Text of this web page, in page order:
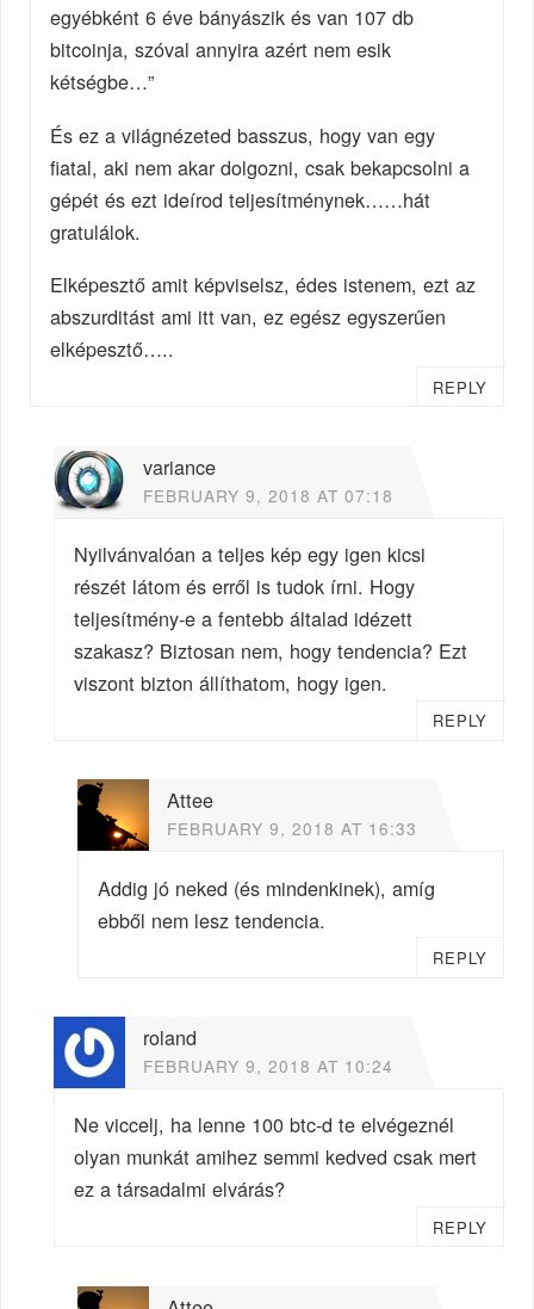
egyébként 6 éve bányászik és van 107 db
bitcoinja, szóval annyira azért nem esik
kétségbe…”
És ez a világnézeted basszus, hogy van egy
fiatal, aki nem akar dolgozni, csak bekapcsolni a
gépét és ezt ideírod teljesítménynek……hát
gratulálok.
Elképesztő amit képviselsz, édes istenem, ezt az
abszurditást ami itt van, ez egész egyszerűen
elképesztő…..
REPLY
variance
FEBRUARY 9, 2018 AT 07:18
Nyilvánvalóan a teljes kép egy igen kicsi
részét látom és erről is tudok írni. Hogy
teljesítmény-e a fentebb általad idézett
szakasz? Biztosan nem, hogy tendencia? Ezt
viszont bizton állíthatom, hogy igen.
REPLY
Attee
FEBRUARY 9, 2018 AT 16:33
Addig jó neked (és mindenkinek), amíg
ebből nem lesz tendencia.
REPLY
roland
FEBRUARY 9, 2018 AT 10:24
Ne viccelj, ha lenne 100 btc-d te elvégeznél
olyan munkát amihez semmi kedved csak mert
ez a társadalmi elvárás?
REPLY